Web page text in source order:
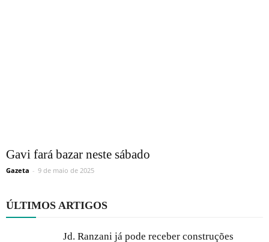
Gavi fará bazar neste sábado
Gazeta - 9 de maio de 2025
ÚLTIMOS ARTIGOS
Jd. Ranzani já pode receber construções